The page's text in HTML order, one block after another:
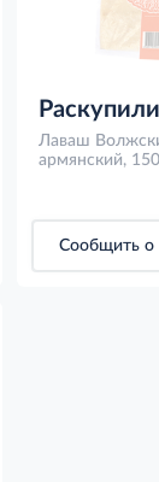
Раскупили
Лаваш
армянский,
Сообщить о